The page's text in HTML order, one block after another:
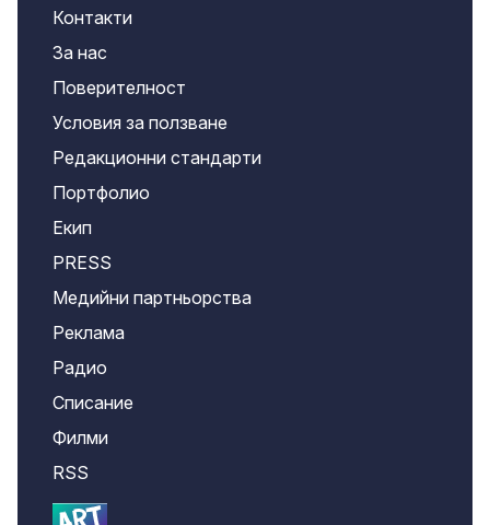
Контакти
За нас
Поверителност
Условия за ползване
Редакционни стандарти
Портфолио
Екип
PRESS
Медийни партньорства
Реклама
Радио
Списание
Филми
RSS